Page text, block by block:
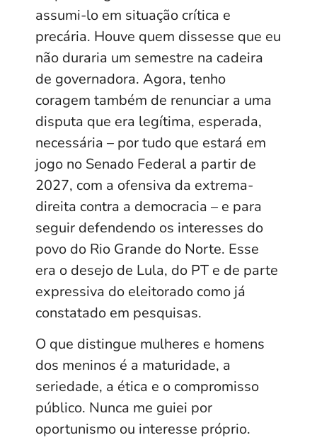
assumi-lo em situação crítica e
precária. Houve quem dissesse que eu
não duraria um semestre na cadeira
de governadora. Agora, tenho
coragem também de renunciar a uma
disputa que era legítima, esperada,
necessária – por tudo que estará em
jogo no Senado Federal a partir de
2027, com a ofensiva da extrema-
direita contra a democracia – e para
seguir defendendo os interesses do
povo do Rio Grande do Norte. Esse
era o desejo de Lula, do PT e de parte
expressiva do eleitorado como já
constatado em pesquisas.
O que distingue mulheres e homens
dos meninos é a maturidade, a
seriedade, a ética e o compromisso
público. Nunca me guiei por
oportunismo ou interesse próprio.